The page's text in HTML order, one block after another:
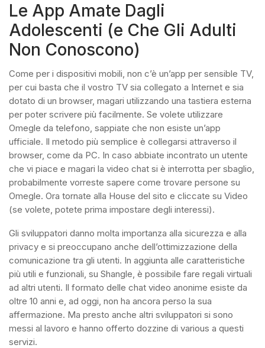
Le App Amate Dagli
Adolescenti (e Che Gli Adulti
Non Conoscono)
Come per i dispositivi mobili, non c’è un’app per sensible TV,
per cui basta che il vostro TV sia collegato a Internet e sia
dotato di un browser, magari utilizzando una tastiera esterna
per poter scrivere più facilmente. Se volete utilizzare
Omegle da telefono, sappiate che non esiste un’app
ufficiale. Il metodo più semplice è collegarsi attraverso il
browser, come da PC. In caso abbiate incontrato un utente
che vi piace e magari la video chat si è interrotta per sbaglio,
probabilmente vorreste sapere come trovare persone su
Omegle. Ora tornate alla House del sito e cliccate su Video
(se volete, potete prima impostare degli interessi).
Gli sviluppatori danno molta importanza alla sicurezza e alla
privacy e si preoccupano anche dell’ottimizzazione della
comunicazione tra gli utenti. In aggiunta alle caratteristiche
più utili e funzionali, su Shangle, è possibile fare regali virtuali
ad altri utenti. Il formato delle chat video anonime esiste da
oltre 10 anni e, ad oggi, non ha ancora perso la sua
affermazione. Ma presto anche altri sviluppatori si sono
messi al lavoro e hanno offerto dozzine di various a questi
servizi.